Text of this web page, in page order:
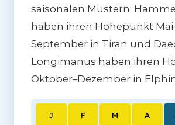
saisonalen Mustern:
haben ihren Höhepunkt
September in Tiran und
Longimanus haben ihren
Oktober–Dezember in
J F M A